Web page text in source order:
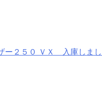
ー２５０ ＶＸ 入庫しまし